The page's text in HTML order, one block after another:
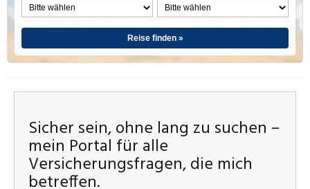
Reise finden »
Sicher sein, ohne lang zu suchen –
mein Portal für alle
Versicherungsfragen, die mich
betreffen.